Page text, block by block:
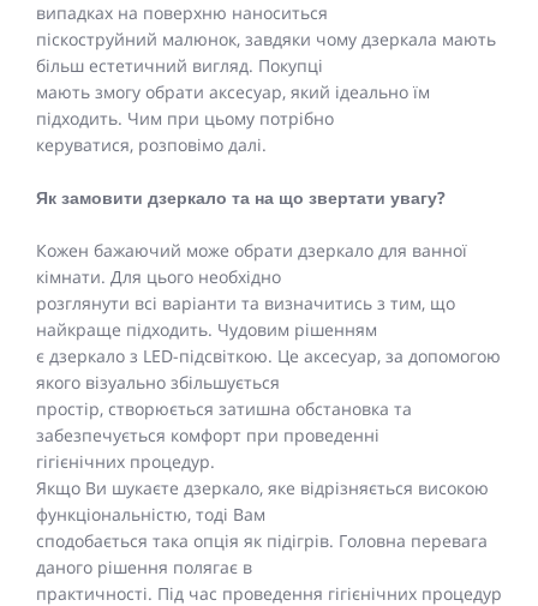
випадках на поверхню наноситься
піскоструйний малюнок, завдяки чому дзеркала мають
більш естетичний вигляд. Покупці
мають змогу обрати аксесуар, який ідеально їм
підходить. Чим при цьому потрібно
керуватися, розповімо далі.
Як замовити дзеркало та на що звертати увагу?
Кожен бажаючий може обрати дзеркало для ванної
кімнати. Для цього необхідно
розглянути всі варіанти та визначитись з тим, що
найкраще підходить. Чудовим рішенням
є дзеркало з LED-підсвіткою. Це аксесуар, за допомогою
якого візуально збільшується
простір, створюється затишна обстановка та
забезпечується комфорт при проведенні
гігієнічних процедур.
Якщо Ви шукаєте дзеркало, яке відрізняється високою
функціональністю, тоді Вам
сподобається така опція як підігрів. Головна перевага
даного рішення полягає в
практичності. Під час проведення гігієнічних процедур